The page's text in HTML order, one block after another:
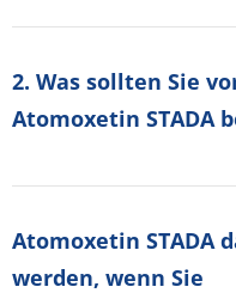
2. Was sollten Sie
Atomoxetin STADA
Atomoxetin STADA
werden, wenn Sie